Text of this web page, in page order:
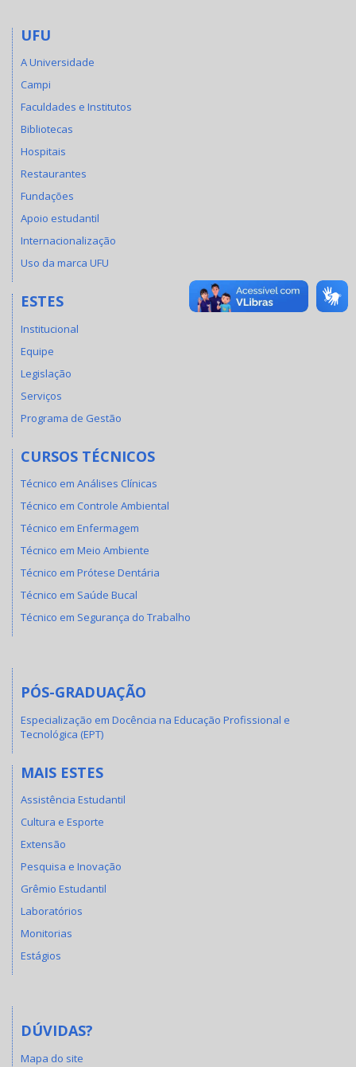
UFU
A Universidade
Campi
Faculdades e Institutos
Bibliotecas
Hospitais
Restaurantes
Fundações
Apoio estudantil
Internacionalização
Uso da marca UFU
ESTES
Institucional
Equipe
Legislação
Serviços
Programa de Gestão
CURSOS TÉCNICOS
Técnico em Análises Clínicas
Técnico em Controle Ambiental
Técnico em Enfermagem
Técnico em Meio Ambiente
Técnico em Prótese Dentária
Técnico em Saúde Bucal
Técnico em Segurança do Trabalho
PÓS-GRADUAÇÃO
Especialização em Docência na Educação Profissional e
Tecnológica (EPT)
MAIS ESTES
Assistência Estudantil
Cultura e Esporte
Extensão
Pesquisa e Inovação
Grêmio Estudantil
Laboratórios
Monitorias
Estágios
DÚVIDAS?
Mapa do site